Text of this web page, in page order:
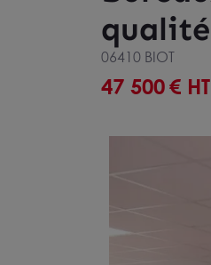
qualité
06410 BIOT
47 500€